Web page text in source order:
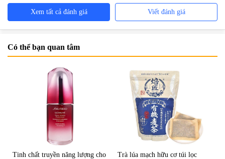
Xem tất cả đánh giá Viết đánh giá
Có thể bạn quan tâm
Tinh chất truyền năng lượng cho
Trà lúa mạch hữu cơ túi lọc